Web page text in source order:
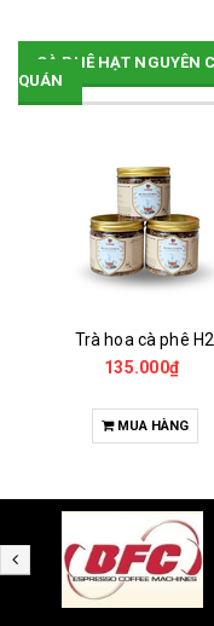
CÀ PHÊ HẠT NGUYÊN
QUÁN
Trà hoa cà phê H2
135.000₫
MUA HÀNG